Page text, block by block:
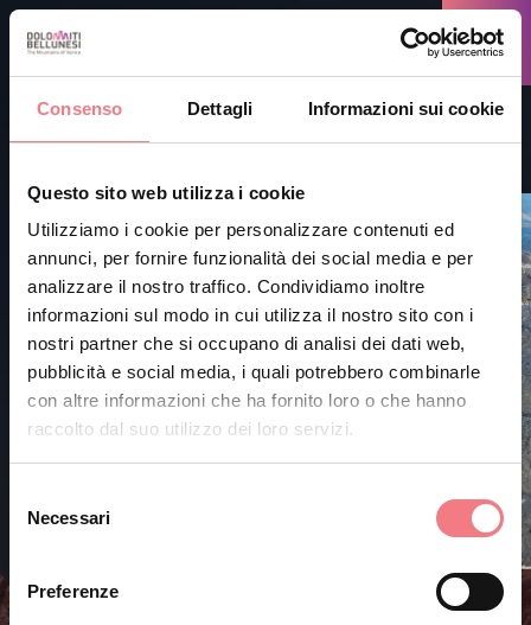
Consenso Dettagli Informazioni sui cookie
Questo sito web utilizza i cookie
Utilizziamo i cookie per personalizzare contenuti ed
annunci, per fornire funzionalità dei social media e per
analizzare il nostro traffico. Condividiamo inoltre
informazioni sul modo in cui utilizza il nostro sito con i
nostri partner che si occupano di analisi dei dati web,
pubblicità e social media, i quali potrebbero combinarle
con altre informazioni che ha fornito loro o che hanno
raccolto dal suo utilizzo dei loro servizi.
delNecessari
Preferenze